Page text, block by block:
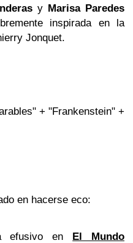
y Marisa Paredes
inspirada en la
Jonquet.
+ "Frankenstein" +
en hacerse eco:
efusivo en El Mundo